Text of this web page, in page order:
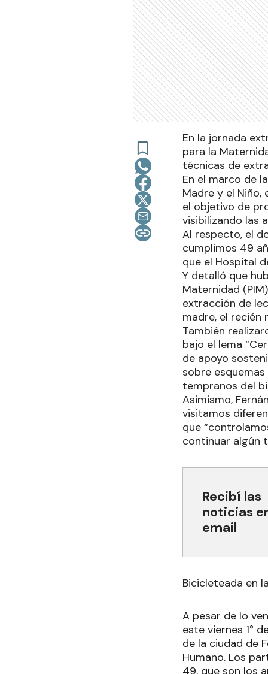
En la jornada
para la
técnicas de
En el marco de
Madre y el Niño,
el objetivo de
visibilizando las
Al respecto, el
cumplimos 49
que el Hospital
Y detalló que
Maternidad
extracción de
madre, el
También
bajo el lema
de apoyo
sobre
tempranos del
Asimismo,
visitamos
que
continuar algún
Recibí las
noticias
email
Bicicleteada en
A pesar de lo
este viernes 1°
de la ciudad de
Humano. Los
49, que son los